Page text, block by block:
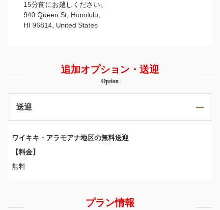
15分前にお越しください。
940 Queen St, Honolulu,
HI 96814, United States
追加オプション・送迎
Option
送迎
ワイキキ・アラモアナ地区の無料送迎
【料金】
無料
プラン情報